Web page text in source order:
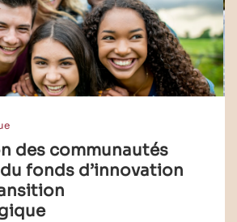
des communautés
fonds d’innovation